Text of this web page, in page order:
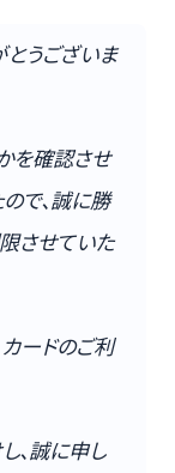
とうございま
を確認させ
で、誠に勝
させていた
ードのご利
、誠に申し